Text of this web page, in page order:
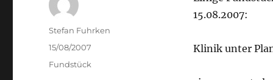
15.08.2007:
Klinik unter
Author
Stefan Fuhrken
Posted
15/08/2007
Categories
Fundstück